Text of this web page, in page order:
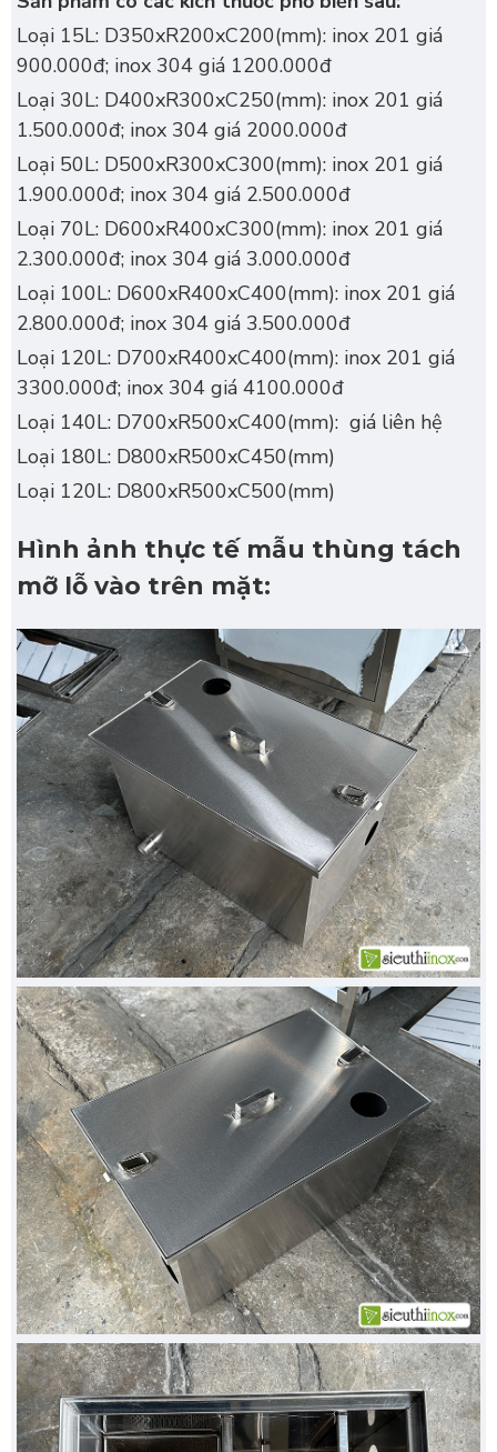
Loại 15L: D350xR200xC200(mm): inox 201 giá
900.000đ; inox 304 giá 1200.000đ
Loại 30L: D400xR300xC250(mm): inox 201 giá
1.500.000đ; inox 304 giá 2000.000đ
Loại 50L: D500xR300xC300(mm): inox 201 giá
1.900.000đ; inox 304 giá 2.500.000đ
Loại 70L: D600xR400xC300(mm): inox 201 giá
2.300.000đ; inox 304 giá 3.000.000đ
Loại 100L: D600xR400xC400(mm): inox 201 giá
2.800.000đ; inox 304 giá 3.500.000đ
Loại 120L: D700xR400xC400(mm): inox 201 giá
3300.000đ; inox 304 giá 4100.000đ
Loại 140L: D700xR500xC400(mm): giá liên hệ
Loại 180L: D800xR500xC450(mm)
Loại 120L: D800xR500xC500(mm)
Hình ảnh thực tế mẫu thùng tách
mỡ lỗ vào trên mặt: